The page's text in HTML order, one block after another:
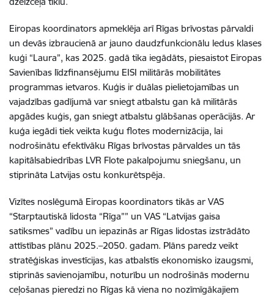
Eiropas koordinators apmeklēja arī Rīgas brīvostas pārvaldi
un devās izbraucienā ar jauno daudzfunkcionālu ledus klases
kuģi “Laura”, kas 2025. gadā tika iegādāts, piesaistot Eiropas
Savienības līdzfinansējumu EISI militārās mobilitātes
programmas ietvaros. Kuģis ir duālas pielietojamības un
vajadzības gadījumā var sniegt atbalstu gan kā militārās
apgādes kuģis, gan sniegt atbalstu glābšanas operācijās. Ar
kuģa iegādi tiek veikta kuģu flotes modernizācija, lai
nodrošinātu efektīvāku Rīgas brīvostas pārvaldes un tās
kapitālsabiedrības LVR Flote pakalpojumu sniegšanu, un
stiprināta Latvijas ostu konkurētspēja.
Vizītes noslēgumā Eiropas koordinators tikās ar VAS
“Starptautiskā lidosta “Rīga”” un VAS “Latvijas gaisa
satiksmes” vadību un iepazinās ar Rīgas lidostas izstrādāto
attīstības plānu 2025.–2050. gadam. Plāns paredz veikt
stratēģiskas investīcijas, kas atbalstīs ekonomisko izaugsmi,
stiprinās savienojamību, noturību un nodrošinās modernu
ceļošanas pieredzi no Rīgas kā viena no nozīmīgākajiem